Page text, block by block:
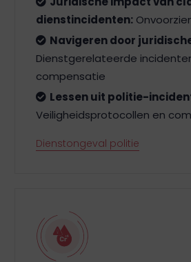
dienstincidenten:
Navigeren door
Dienstgerelateerde
compensatie
Lessen uit politie-
Veiligheidsprotocollen en
Dienstongeval politie